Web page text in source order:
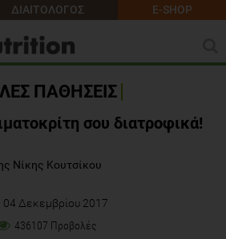
ΔΙΑΙΤΟΛΟΓΟΣ E-SHOP
ΠΑΘΗΣΕΙΣ
σου διατροφικά!
Νίκης Κουτσίκου
04 Δεκεμβρίου 2017
436107 Προβολές